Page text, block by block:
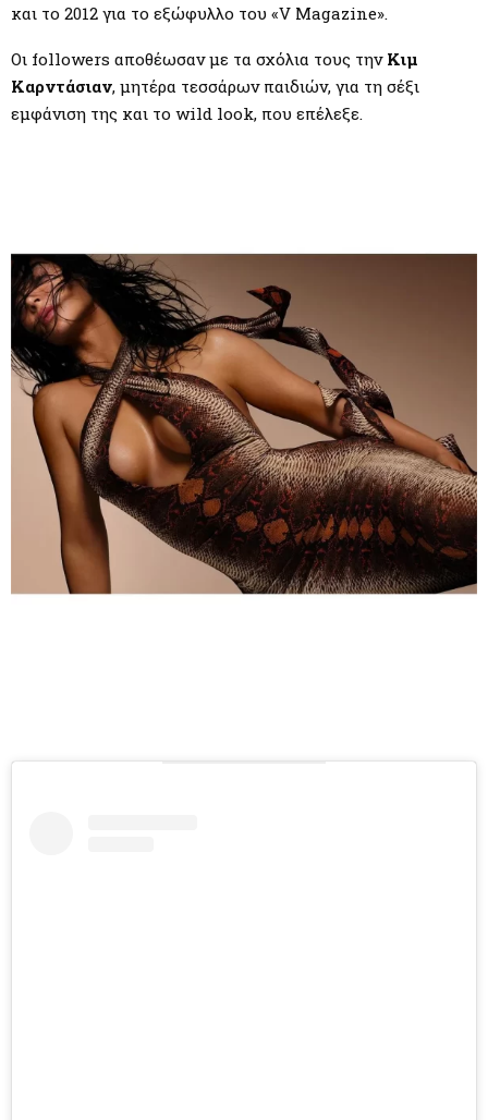
και το 2012 για το εξώφυλλο του «V Magazine».
Οι followers αποθέωσαν με τα σχόλια τους την Κιμ
Καρντάσιαν, μητέρα τεσσάρων παιδιών, για τη σέξι
εμφάνιση της και το wild look, που επέλεξε.